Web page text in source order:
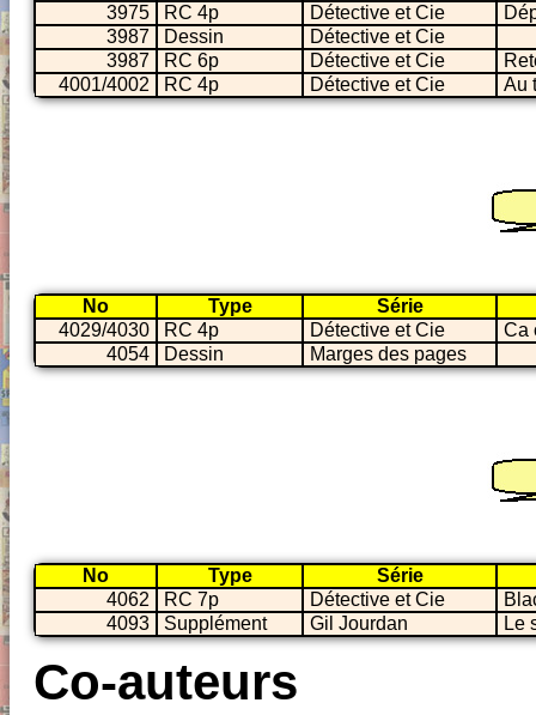
3975
RC 4p Détective et Cie
3987
Dessin
Détective et Cie
3987
RC 6p Détective et Cie
4001/4002
RC 4p Détective et Cie Au
No Type
Série
4029/4030
RC 4p Détective et Cie
Ca
4054
Dessin Marges des pages
No Type
Série
4062
RC 7p Détective et Cie
4093
Supplément Gil Jourdan Le
Co-auteurs